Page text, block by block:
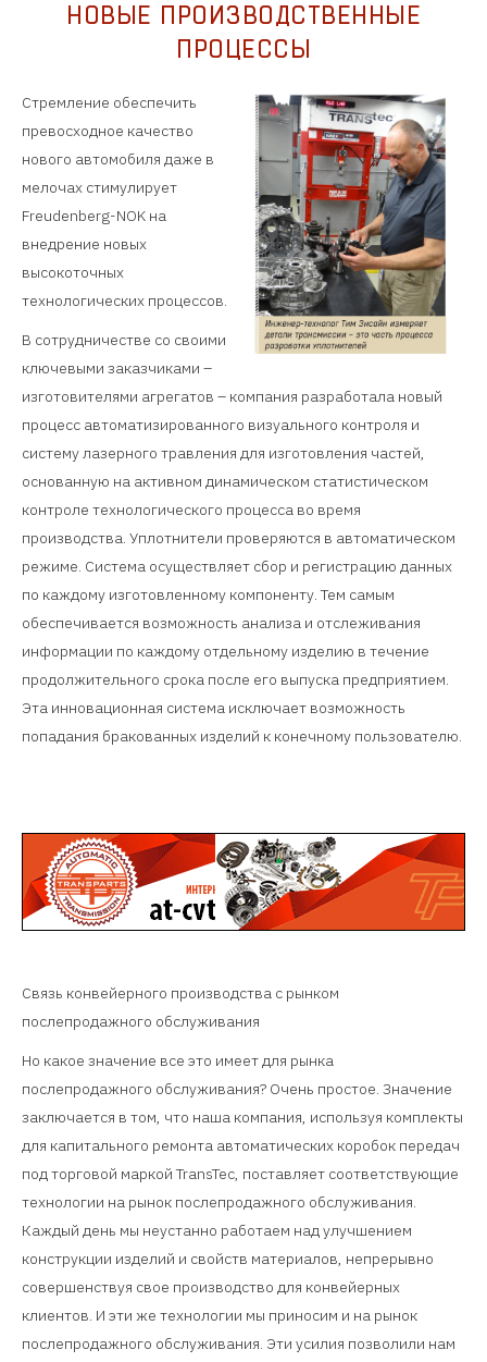
НОВЫЕ ПРОИЗВОДСТВЕННЫЕ
ПРОЦЕССЫ
Стремление обеспечить
превосходное качество
нового автомобиля даже в
мелочах стимулирует
Freudenberg-NOK на
внедрение новых
высокоточных
технологических процессов.
В сотрудничестве со своими
ключевыми заказчиками –
изготовителями агрегатов – компания разработала новый
процесс автоматизированного визуального контроля и
систему лазерного травления для изготовления частей,
основанную на активном динамическом статистическом
контроле технологического процесса во время
производства. Уплотнители проверяются в автоматическом
режиме. Система осуществляет сбор и регистрацию данных
по каждому изготовленному компоненту. Тем самым
обеспечивается возможность анализа и отслеживания
информации по каждому отдельному изделию в течение
продолжительного срока после его выпуска предприятием.
Эта инновационная система исключает возможность
попадания бракованных изделий к конечному пользователю.
Связь конвейерного производства с рынком
послепродажного обслуживания
Но какое значение все это имеет для рынка
послепродажного обслуживания? Очень простое. Значение
заключается в том, что наша компания, используя комплекты
для капитального ремонта автоматических коробок передач
под торговой маркой TransTec, поставляет соответствующие
технологии на рынок послепродажного обслуживания.
Каждый день мы неустанно работаем над улучшением
конструкции изделий и свойств материалов, непрерывно
совершенствуя свое производство для конвейерных
клиентов. И эти же технологии мы приносим и на рынок
послепродажного обслуживания. Эти усилия позволили нам